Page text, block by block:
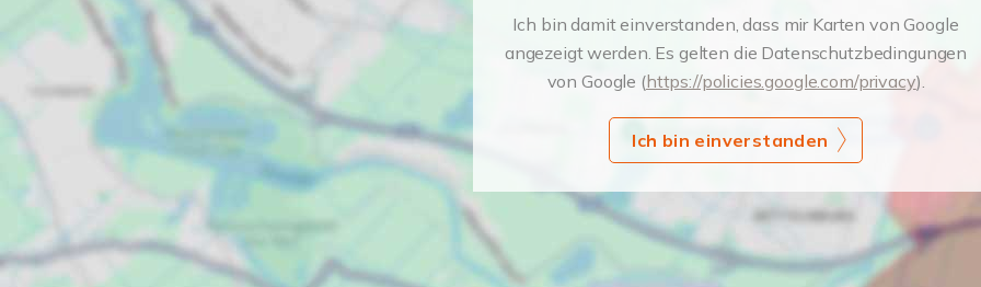
Ich bin damit einverstanden, dass mir Karten von Google
angezeigt werden. Es gelten die Datenschutzbedingungen
von Google (https://policies.google.com/privacy).
Ich bin einverstanden